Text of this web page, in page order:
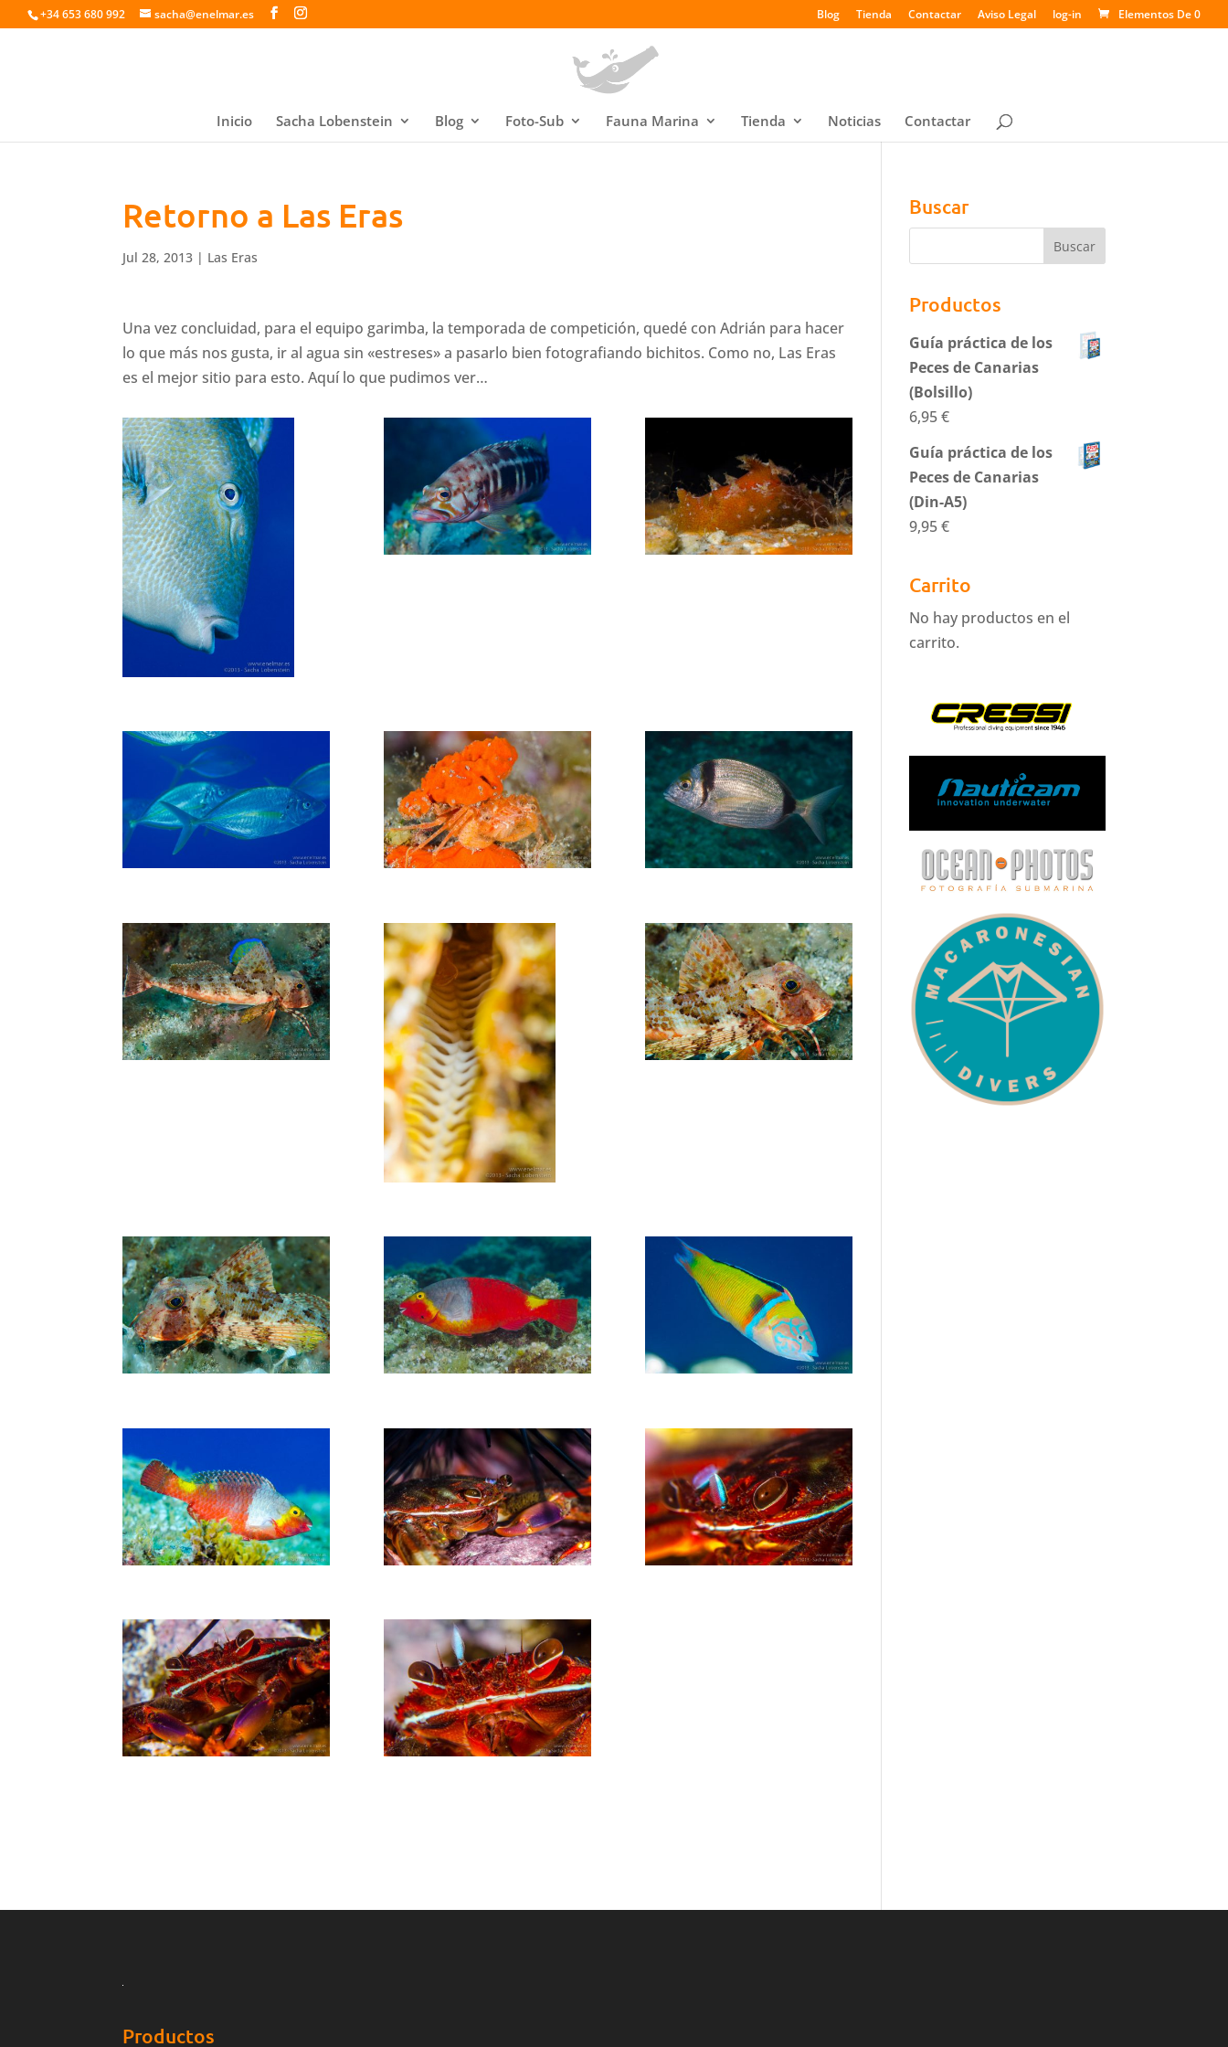
+34 653 680 992 sacha@enelmar.es Blog Tienda Contactar Aviso Legal log-in Elementos De 0
Inicio Sacha Lobenstein Blog Foto-Sub Fauna Marina Tienda Noticias Contactar
Retorno a Las Eras
Jul 28, 2013 | Las Eras
Una vez concluidad, para el equipo garimba, la temporada de competición, quedé con Adrián para hacer
lo que más nos gusta, ir al agua sin «estreses» a pasarlo bien fotografiando bichitos. Como no, Las Eras
es el mejor sitio para esto. Aquí lo que pudimos ver…
Buscar
Productos
Guía práctica de los
Peces de Canarias
(Bolsillo)
6,95€
Guía práctica de los
Peces de Canarias
(Din-A5)
9,95€
Carrito
No hay productos en el
carrito.
Productos